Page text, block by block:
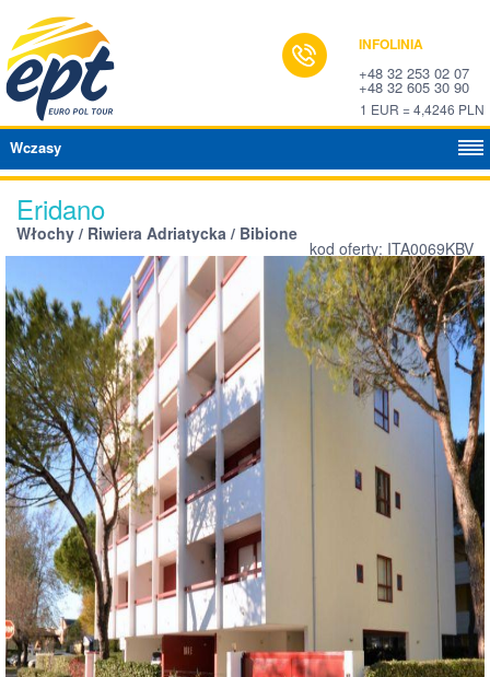
INFOLINIA
+48 32 253 02 07
+48 32 605 30 90
1 EUR = 4,4246 PLN
Wczasy
Eridano
Włochy / Riwiera Adriatycka / Bibione
kod oferty: ITA0069KBV